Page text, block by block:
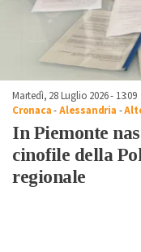
Martedì, 28 Luglio 2026 - 13:09
Cronaca-Alessandria -
In Piemonte
cinofile della
regionale